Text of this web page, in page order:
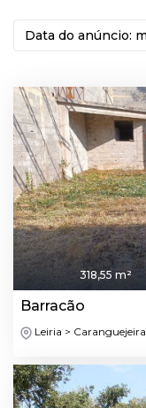
318,55 m²
Barracão
Leiria > Caranguejeira